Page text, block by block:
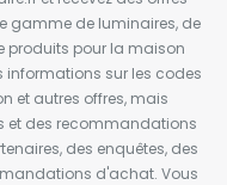
gamme de luminaires, de
produits pour la maison
informations sur les codes
et autres offres, mais
et des recommandations
des enquêtes, des
d'achat. Vous